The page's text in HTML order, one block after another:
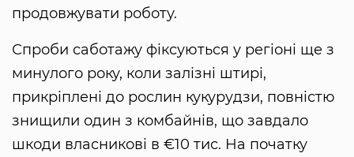
продовжувати роботу.
Спроби саботажу фіксуються у регіоні ще з
минулого року, коли залізні штирі,
прикріплені до рослин кукурудзи, повністю
знищили один з комбайнів, що завдало
шкоди власникові в €10 тис. На початку